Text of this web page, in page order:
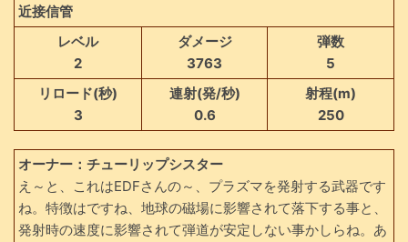
近接信管
レベル
2
ダメージ
3763
弾数
5
リロード(秒)
3
連射(発/秒)
0.6
射程(m)
250
オーナー：チューリップシスター
え～と、これはEDFさんの～、プラズマを発射する武器です
ね。特徴はですね、地球の磁場に影響されて落下する事と、
発射時の速度に影響されて弾道が安定しない事かしらね。あ